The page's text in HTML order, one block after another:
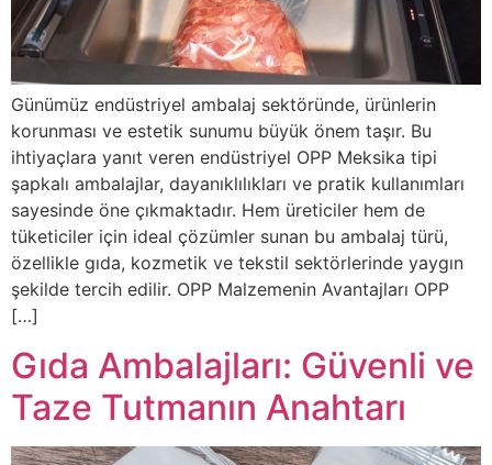
Günümüz endüstriyel ambalaj sektöründe, ürünlerin
korunması ve estetik sunumu büyük önem taşır. Bu
ihtiyaçlara yanıt veren endüstriyel OPP Meksika tipi
şapkalı ambalajlar, dayanıklılıkları ve pratik kullanımları
sayesinde öne çıkmaktadır. Hem üreticiler hem de
tüketiciler için ideal çözümler sunan bu ambalaj türü,
özellikle gıda, kozmetik ve tekstil sektörlerinde yaygın
şekilde tercih edilir. OPP Malzemenin Avantajları OPP
[…]
Gıda Ambalajları: Güvenli ve
Taze Tutmanın Anahtarı